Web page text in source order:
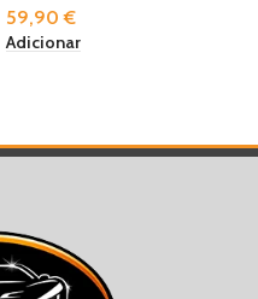
59,90€
Adicionar